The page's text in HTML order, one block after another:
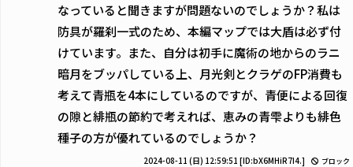
なっていると聞きますが問題ないのでしょうか？私は
防具が羅刹一式のため、本編マップでは大盾は必ず付
けています。また、自分は初手に魔術の地からのラニ
暗月をブッパしている上、月光剣とクラゲのFP消費も
考えて青瓶を4本にしているのですが、青便による回復
の隙と緋瓶の節約で考えれば、恵みの青雫よりも緋色
種子の方が優れているのでしょうか？
2024-08-11 (日) 12:59:51 [ID:bX6MHiR7I4.] ブロック